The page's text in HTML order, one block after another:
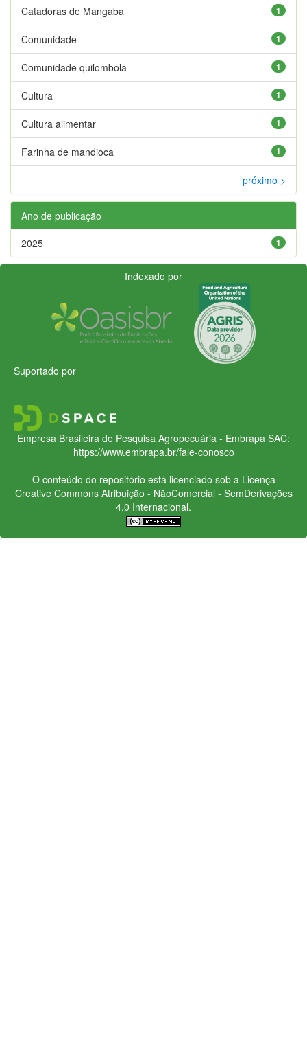
1
Catadoras de Mangaba
1
Comunidade
1
Comunidade quilombola
1
Cultura
1
Cultura alimentar
1
Farinha de mandioca
próximo >
Ano de publicação
1
2025
Indexado por
Suportado por
Empresa Brasileira de Pesquisa Agropecuária - Embrapa SAC:
https://www.embrapa.br/fale-conosco
O conteúdo do repositório está licenciado sob a Licença
Creative CommonsAtribuição - NãoComercial - SemDerivações
4.0 Internacional.